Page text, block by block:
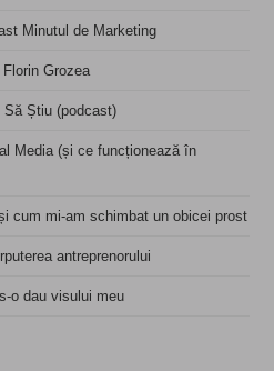
Minutul de Marketing
Grozea
Să Știu (podcast)
Media (și ce funcționează în
cum mi-am schimbat un obicei prost
antreprenorului
o dau visului meu